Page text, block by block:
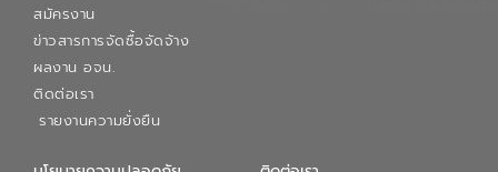
สมัครงาน
ข่าวสารการจัดซื้อจัดจ้าง
ผลงาน อจน.
ติดต่อเรา
รายงานความยั่งยืน